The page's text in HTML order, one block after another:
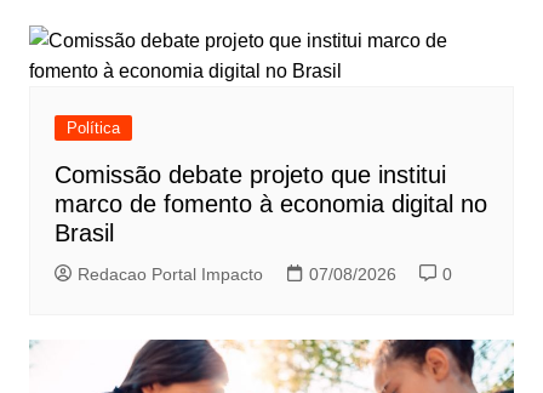
Política
Comissão debate projeto que institui
marco de fomento à economia digital no
Brasil
Redacao Portal Impacto 07/08/2026 0